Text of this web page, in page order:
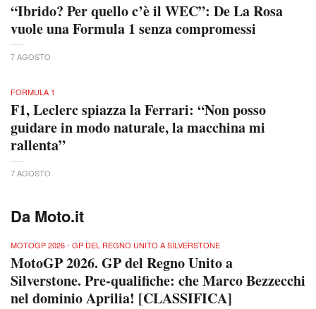
“Ibrido? Per quello c’è il WEC”: De La Rosa
vuole una Formula 1 senza compromessi
7 AGOSTO
FORMULA 1
F1, Leclerc spiazza la Ferrari: “Non posso
guidare in modo naturale, la macchina mi
rallenta”
7 AGOSTO
Da Moto.it
MOTOGP 2026 - GP DEL REGNO UNITO A SILVERSTONE
MotoGP 2026. GP del Regno Unito a
Silverstone. Pre-qualifiche: che Marco Bezzecchi
nel dominio Aprilia! [CLASSIFICA]